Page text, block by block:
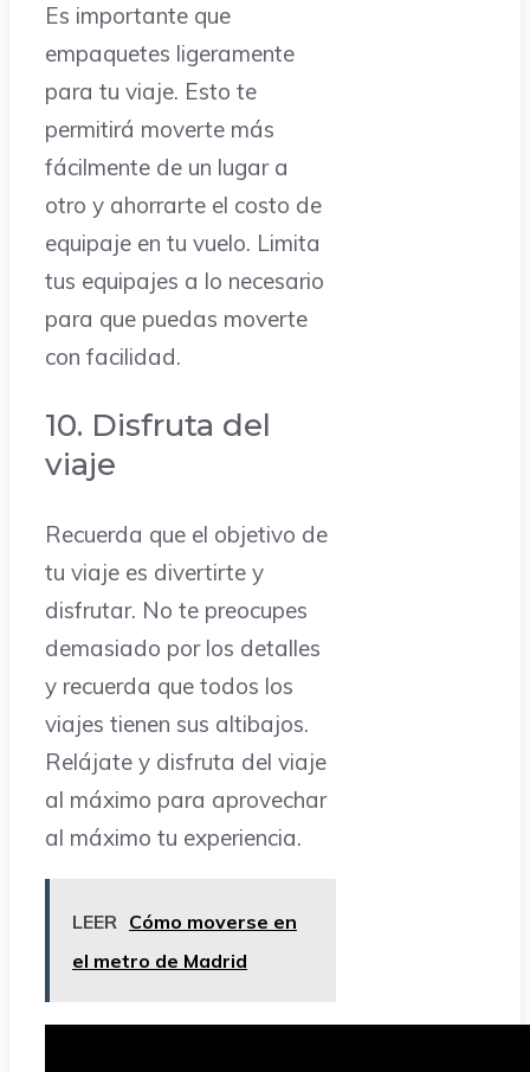
Es importante que
empaquetes ligeramente
para tu viaje. Esto te
permitirá moverte más
fácilmente de un lugar a
otro y ahorrarte el costo de
equipaje en tu vuelo. Limita
tus equipajes a lo necesario
para que puedas moverte
con facilidad.
10. Disfruta del
viaje
Recuerda que el objetivo de
tu viaje es divertirte y
disfrutar. No te preocupes
demasiado por los detalles
y recuerda que todos los
viajes tienen sus altibajos.
Relájate y disfruta del viaje
al máximo para aprovechar
al máximo tu experiencia.
LEER Cómo moverse en
el metro de Madrid